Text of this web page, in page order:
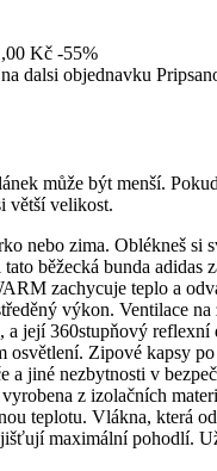
Kč -55%
dalsi objednavku
může být menší.
větší velikost.
nebo zima. Oblékneš si
běžecká bunda adidas
zachycuje teplo a
výkon. Ventilace na
a její 360stupňový reflexní
osvětlení. Zipové kapsy po
a jiné nezbytnosti v
z izolačních
teplotu. Vlákna, která
maximální pohodlí.